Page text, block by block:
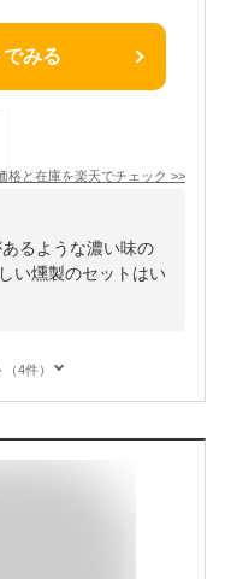
みる
格と在庫を楽天でチェック >>
るような濃い味の
い燻製のセットはい
4件）